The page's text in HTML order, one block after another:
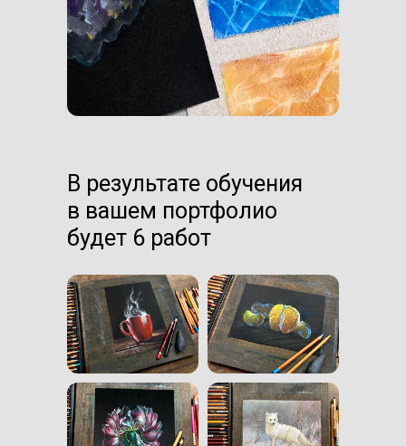
В результате обучения
в вашем портфолио
будет 6 работ